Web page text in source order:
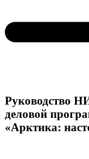
Руководство
деловой
«Арктика: